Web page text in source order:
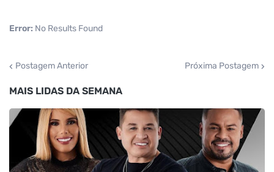
Error: No Results Found
Postagem Anterior Próxima Postagem
MAIS LIDAS DA SEMANA